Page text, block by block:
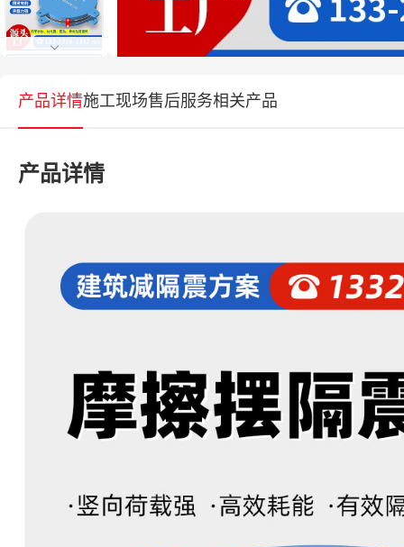
产品详情施工现场售后服务相关产品
产品详情